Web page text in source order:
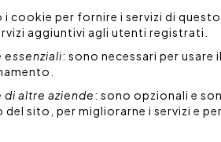
i cookie per fornire i servizi di
aggiuntivi agli utenti registrati.
essenziali: sono necessari per
di altre aziende: sono opzionali e
del sito, per migliorarne i servizi e
1